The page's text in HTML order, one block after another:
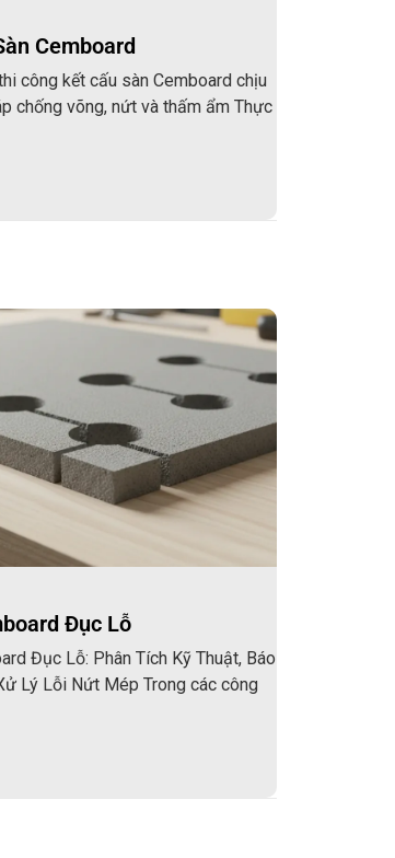
Cemboard
công kết cấu sàn Cemboard chịu
chống võng, nứt và thấm ẩm Thực
Đục Lỗ
Đục Lỗ: Phân Tích Kỹ Thuật, Báo
Lý Lỗi Nứt Mép Trong các công